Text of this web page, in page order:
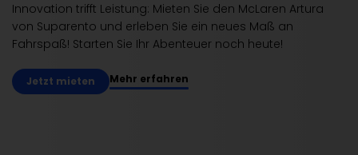
Innovation trifft Leistung: Mieten Sie den McLaren Artura
von Suparento und erleben Sie ein neues Maß an
Fahrspaß! Starten Sie Ihr Abenteuer noch heute!
Jetzt mieten Mehr erfahren